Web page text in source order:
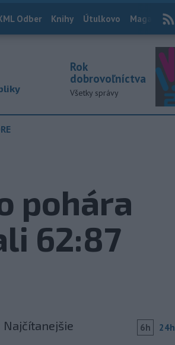
Odber Knihy Útulkovo Magazín
Rok
dobrovoľníctva
Všetky správy
pohára
62:87
Najčítanejšie 6h 24h